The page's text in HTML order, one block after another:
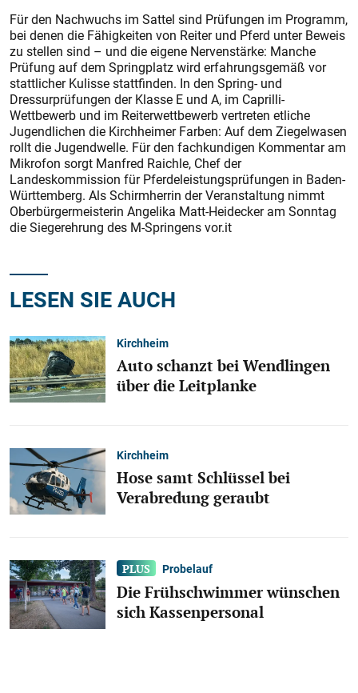
Für den Nachwuchs im Sattel sind Prüfungen im Programm,
bei denen die Fähigkeiten von Reiter und Pferd unter Beweis
zu stellen sind – und die eigene Nervenstärke: Manche
Prüfung auf dem Springplatz wird erfahrungsgemäß vor
stattlicher Kulisse stattfinden. In den Spring- und
Dressurprüfungen der Klasse E und A, im Caprilli-
Wettbewerb und im Reiterwettbewerb vertreten etliche
Jugendlichen die Kirchheimer Farben: Auf dem Ziegelwasen
rollt die Jugendwelle. Für den fachkundigen Kommentar am
Mikrofon sorgt Manfred Raichle, Chef der
Landeskommission für Pferdeleistungsprüfungen in Baden-
Württemberg. Als Schirmherrin der Veranstaltung nimmt
Oberbürgermeisterin Angelika Matt-Heidecker am Sonntag
die Siegerehrung des M-Springens vor.it
LESEN SIE AUCH
Kirchheim
Auto schanzt bei Wendlingen
über die Leitplanke
Kirchheim
Hose samt Schlüssel bei
Verabredung geraubt
Probelauf
Die Frühschwimmer wünschen
sich Kassenpersonal